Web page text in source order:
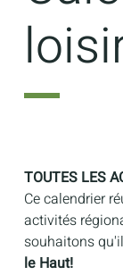
TOUTES LES
Ce calendrier
activités
souhaitons
le Haut!